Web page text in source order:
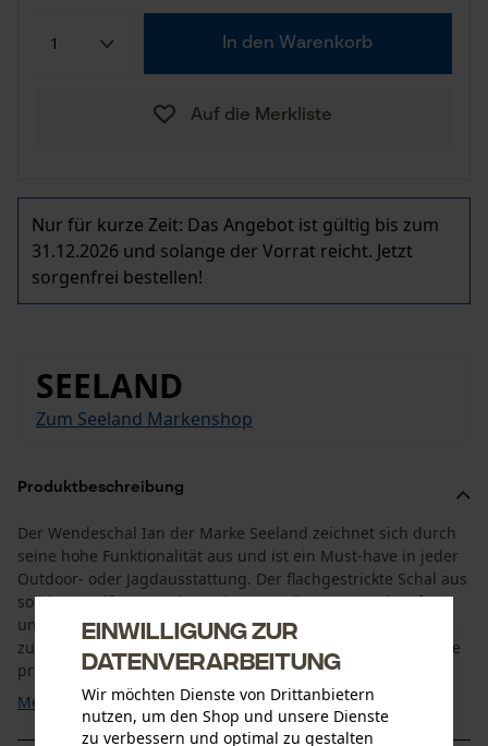
In den Warenkorb
Auf die Merkliste
Nur für kurze Zeit: Das Angebot ist gültig bis zum
31.12.2026 und solange der Vorrat reicht. Jetzt
sorgenfrei bestellen!
SEELAND
Zum Seeland Markenshop
Produktbeschreibung
Der Wendeschal Ian der Marke Seeland zeichnet sich durch
seine hohe Funktionalität aus und ist ein Must-have in jeder
Outdoor- oder Jagdausstattung. Der flachgestrickte Schal aus
solider Acrylfaser punktet mit angenehmem Tragekomfort
und hervorragender Wärmeisolierung. Das Material ist
zudem langlebig und widerstandsfähig – Eigenschaften, die
professionelle Forstarbeiter und Jäger, aber ...
Mehr anzeigen
Einwilligung zur
Datenverarbeitung
Wir möchten Dienste von Drittanbietern
nutzen, um den Shop und unsere Dienste
zu verbessern und optimal zu gestalten